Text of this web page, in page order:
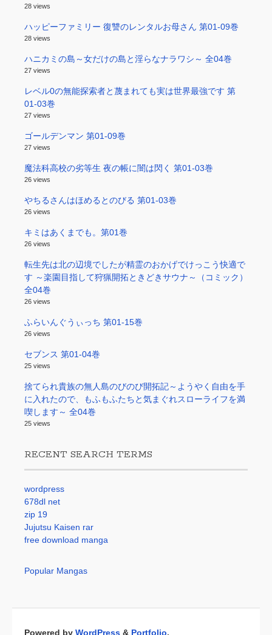
28 views
ハッピーファミリー 復讐のレンタルお母さん 第01-09巻
28 views
ハニカミの島～女だけの島と淫らなナラワシ～ 全04巻
27 views
レベル0の無能探索者と蔑まれても実は世界最強です 第
01-03巻
27 views
ゴールデンマン 第01-09巻
27 views
魔法科高校の劣等生 夜の帳に闇は閃く 第01-03巻
26 views
やちるさんはほめるとのびる 第01-03巻
26 views
キミはあくまでも。第01巻
26 views
転生先は北の辺境でしたが精霊のおかげでけっこう快適で
す ～楽園目指して狩猟開拓ときどきサウナ～（コミック）
全04巻
26 views
ふらいんぐうぃっち 第01-15巻
26 views
セブンス 第01-04巻
25 views
捨てられ貴族の無人島のびのび開拓記～ようやく自由を手
に入れたので、もふもふたちと気まぐれスローライフを満
喫します～ 全04巻
25 views
RECENT SEARCH TERMS
wordpress
678dl net
zip 19
Jujutsu Kaisen rar
free download manga
Popular Mangas
Powered by WordPress & Portfolio.